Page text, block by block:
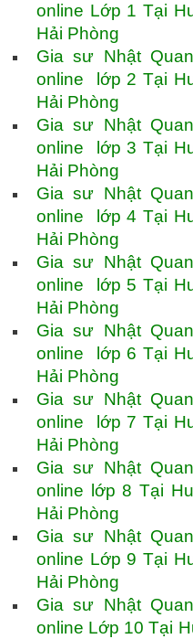
online Lớp 1 Tại
Hải Phòng
Gia sư Nhật
online lớp 2 Tại
Hải Phòng
Gia sư Nhật
online lớp 3 Tại
Hải Phòng
Gia sư Nhật
online lớp 4 Tại
Hải Phòng
Gia sư Nhật
online lớp 5 Tại
Hải Phòng
Gia sư Nhật
online lớp 6 Tại
Hải Phòng
Gia sư Nhật
online lớp 7 Tại
Hải Phòng
Gia sư Nhật
online lớp 8 Tại
Hải Phòng
Gia sư Nhật
online Lớp 9 Tại
Hải Phòng
Gia sư Nhật
online Lớp 10 Tại